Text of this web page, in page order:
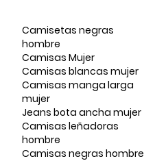
Camisetas negras
hombre
Camisas Mujer
Camisas blancas mujer
Camisas manga larga
mujer
Jeans bota ancha mujer
Camisas leñadoras
hombre
Camisas negras hombre